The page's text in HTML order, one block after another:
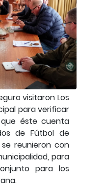
visitaron Los
para verificar
éste cuenta
de Fútbol de
reunieron con
para
para los